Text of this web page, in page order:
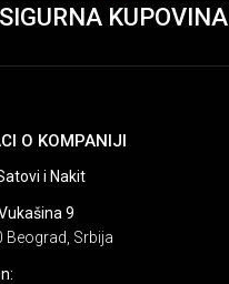
SIGURNA KUPOVINA
O KOMPANIJI
i Nakit
9
Beograd, Srbija